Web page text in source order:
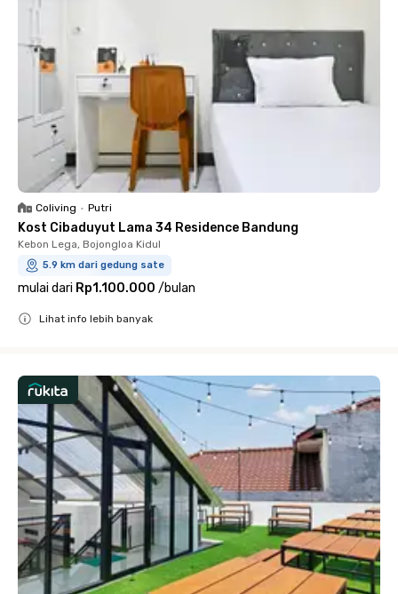
Coliving • Putri
Kost Cibaduyut Lama 34 Residence Bandung
Kebon Lega, Bojongloa Kidul
5.9 km dari gedung sate
mulai dari Rp1.100.000 /bulan
Lihat info lebih banyak